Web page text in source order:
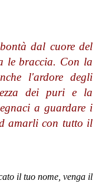
dal cuore del
le braccia. Con la
l'ardore degli
dei puri e la
a guardare i
amarli con tutto il
il tuo nome, venga il